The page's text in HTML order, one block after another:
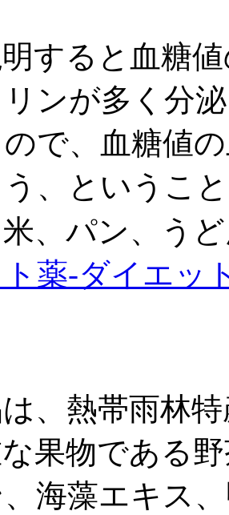
すると血糖
ンが多く分
で、血糖値
、というこ
、パン、う
薬-ダイエッ
、熱帯雨林
果物である
海藻エキス